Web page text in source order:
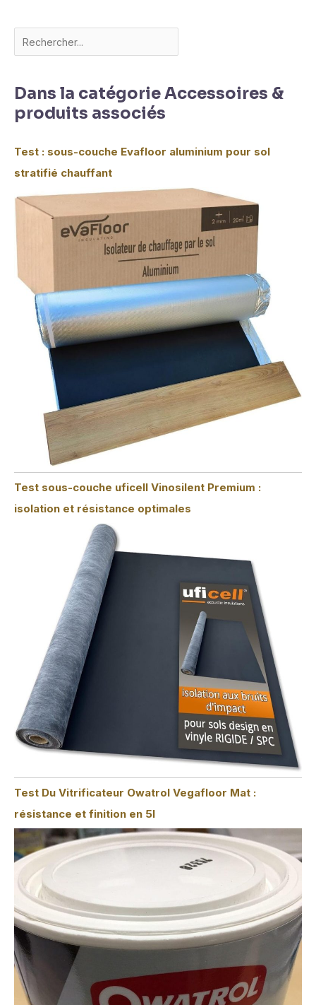
Dans la catégorie Accessoires &
produits associés
Test : sous-couche Evafloor aluminium pour sol
stratifié chauffant
Test sous-couche uficell Vinosilent Premium :
isolation et résistance optimales
Test Du Vitrificateur Owatrol Vegafloor Mat :
résistance et finition en 5l